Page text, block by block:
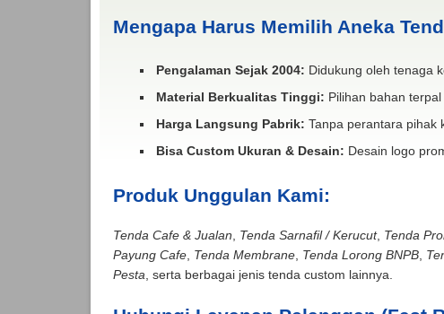
Mengapa Harus Memilih Aneka
Pengalaman Sejak 2004: Didukung oleh tenaga
Material Berkualitas Tinggi: Pilihan bahan
Harga Langsung Pabrik: Tanpa perantara pihak
Bisa Custom Ukuran & Desain: Desain logo
Produk Unggulan Kami:
Tenda Cafe & Jualan Tenda Sarnafil / Kerucut, Tenda
Payung Cafe, Tenda Membrane, Tenda Lorong BNPB,
Pesta , serta berbagai jenis tenda custom lainnya.